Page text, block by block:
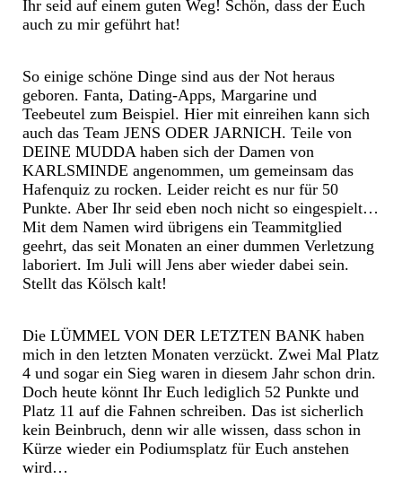
Ihr seid auf einem guten Weg! Schön, dass der Euch
auch zu mir geführt hat!
So einige schöne Dinge sind aus der Not heraus
geboren. Fanta, Dating-Apps, Margarine und
Teebeutel zum Beispiel. Hier mit einreihen kann sich
auch das Team JENS ODER JARNICH. Teile von
DEINE MUDDA haben sich der Damen von
KARLSMINDE angenommen, um gemeinsam das
Hafenquiz zu rocken. Leider reicht es nur für 50
Punkte. Aber Ihr seid eben noch nicht so eingespielt…
Mit dem Namen wird übrigens ein Teammitglied
geehrt, das seit Monaten an einer dummen Verletzung
laboriert. Im Juli will Jens aber wieder dabei sein.
Stellt das Kölsch kalt!
Die LÜMMEL VON DER LETZTEN BANK haben
mich in den letzten Monaten verzückt. Zwei Mal Platz
4 und sogar ein Sieg waren in diesem Jahr schon drin.
Doch heute könnt Ihr Euch lediglich 52 Punkte und
Platz 11 auf die Fahnen schreiben. Das ist sicherlich
kein Beinbruch, denn wir alle wissen, dass schon in
Kürze wieder ein Podiumsplatz für Euch anstehen
wird…